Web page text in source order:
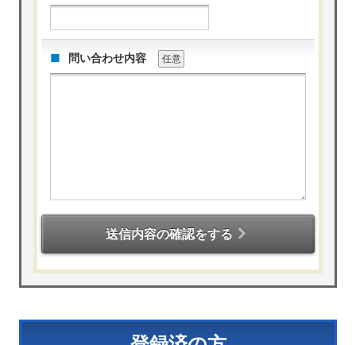
問い合わせ内容 任意
送信内容の確認をする